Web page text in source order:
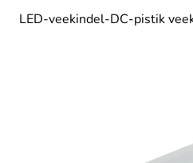
LED-veekindel-DC-pistik